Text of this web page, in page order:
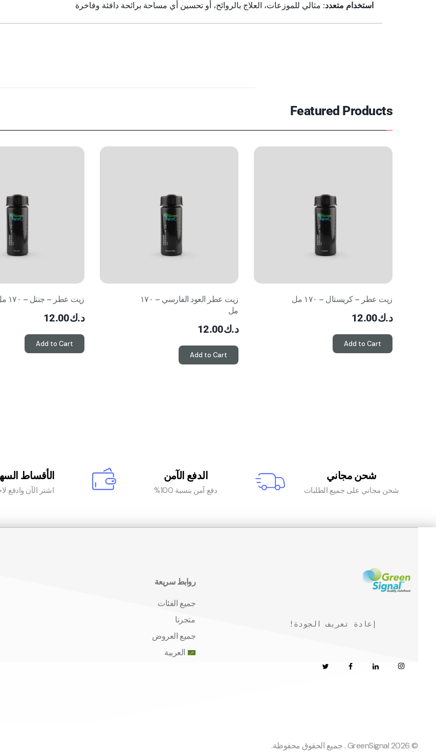
استخدام متعدد: مثالي للموزعات، العلاج بالروائح، أو تحسين أي مساحة برائحة دافئة وفاخرة
Featured Products
زيت عطر – كريستال – ١٧٠ مل
د.ك12.00
Add to Cart
زيت عطر العود الفارسي – ١٧٠
مل
د.ك12.00
Add to Cart
زيت عطر – جنتل – ١٧٠ مل
د.ك12.00
Add to Cart
شحن مجاني
شحن مجاني على جميع الطلبات
الدفع الآمن
دفع آمن بنسبة 100%
الأقساط
اشتر الآن وادفع
!إعادة تعريف الجودة
روابط سريعة
جميع الفئات
متجرنا
جميع العروض
العربية
© 2026 GreenSignal . جميع الحقوق محفوظة.